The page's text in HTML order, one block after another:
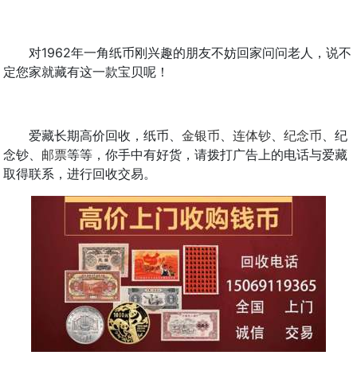
对1962年一角纸币刚兴趣的朋友不妨回家问问老人，说不
定您家就藏有这一款宝贝呢！
爱藏长期高价回收，纸币、 金银币 连体钞 纪念币 、纪
念钞、 邮票等等，你手中有好货，请拨打广告上的电话与爱藏
取得联系，进行回收交易。